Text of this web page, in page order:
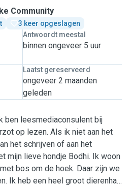
Community
3 keer opgeslagen
Antwoordt meestal
binnen ongeveer 5 uur
Laatst gereserveerd
ongeveer 2 maanden
geleden
ben leesmediaconsulent bij
op lezen. Als ik niet aan het
het schrijven of aan het
mijn lieve hondje Bodhi. Ik woon
bos om de hoek. Daar zijn we
Ik heb een heel groot dierenhart